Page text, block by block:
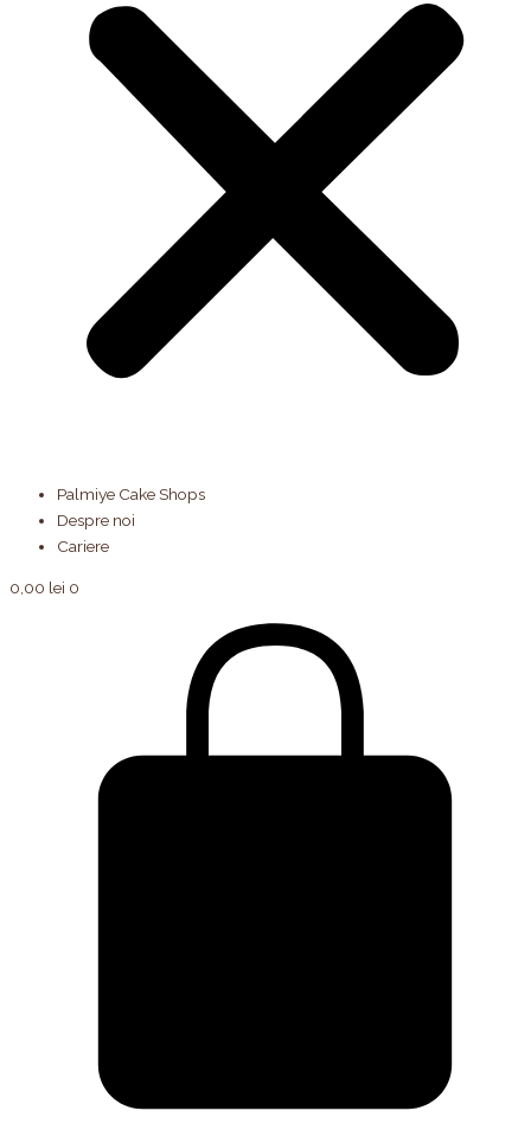
Palmiye Cake Shops
Despre noi
Cariere
0,00 lei 0